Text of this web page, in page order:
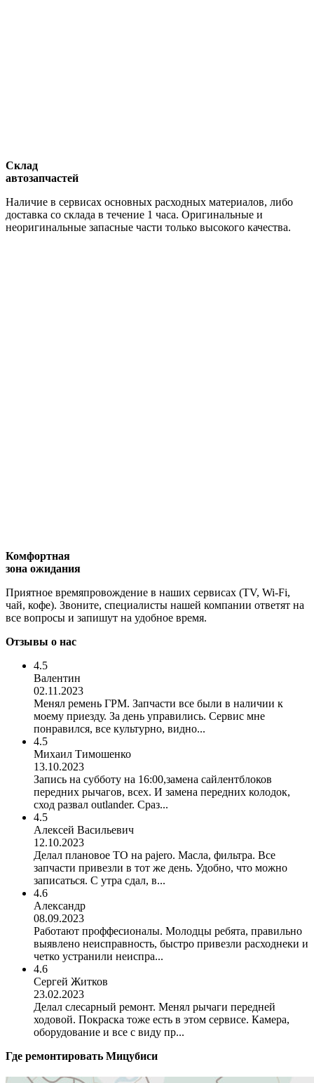
Склад
автозапчастей
Наличие в сервисах основных расходных материалов, либо
доставка со склада в течение 1 часа. Оригинальные и
неоригинальные запасные части только высокого качества.
Комфортная
зона ожидания
Приятное времяпровождение в наших сервисах (TV, Wi-Fi,
чай, кофе). Звоните, специалисты нашей компании ответят на
все вопросы и запишут на удобное время.
Отзывы о нас
4.5
Валентин
02.11.2023
Менял ремень ГРМ. Запчасти все были в наличии к
моему приезду. За день управились. Сервис мне
понравился, все культурно, видно...
4.5
Михаил Тимошенко
13.10.2023
Запись на субботу на 16:00,замена сайлентблоков
передних рычагов, всех. И замена передних колодок,
сход развал outlander. Сраз...
4.5
Алексей Васильевич
12.10.2023
Делал плановое ТО на pajero. Масла, фильтра. Все
запчасти привезли в тот же день. Удобно, что можно
записаться. С утра сдал, в...
4.6
Александр
08.09.2023
Работают проффесионалы. Молодцы ребята, правильно
выявлено неисправность, быстро привезли расходнеки и
четко устранили неиспра...
4.6
Сергей Житков
23.02.2023
Делал слесарный ремонт. Менял рычаги передней
ходовой. Покраска тоже есть в этом сервисе. Камера,
оборудование и все с виду пр...
Где ремонтировать Мицубиси